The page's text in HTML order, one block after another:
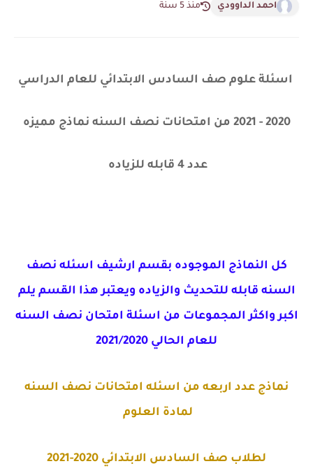
احمد الداوودي منذ 5 سنة
اسئلة علوم صف السادس الابتدائي للعام الدراسي
2020 - 2021 من امتحانات نصف السنه نماذج مميزه
عدد 4 قابله للزياده
كل النماذج الموجوده بقسم ارشيف اسئله نصف
السنه قابله للتحديث والزياده ويعتبر هذا القسم يلم
اكبر واكثر المجموعات من اسئلة امتحان نصف السنه
للعام الحالي 2021/2020
نماذج عدد اربعه من اسئله امتحانات نصف السنه
لمادة العلوم
لطلاب صف السادس الابتدائي 2020-2021